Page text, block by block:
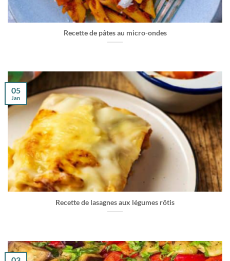
Recette de pâtes au micro-ondes
Recette de lasagnes aux légumes rôtis
05
Jan